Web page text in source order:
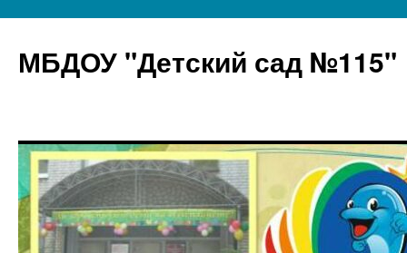
МБДОУ "Детский сад №115"